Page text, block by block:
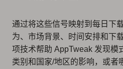
通过将这些信号映射到每日下
为、市场背景、时间安排和下
项技术帮助 AppTweak 发现模
类别和国家/地区的影响，或者